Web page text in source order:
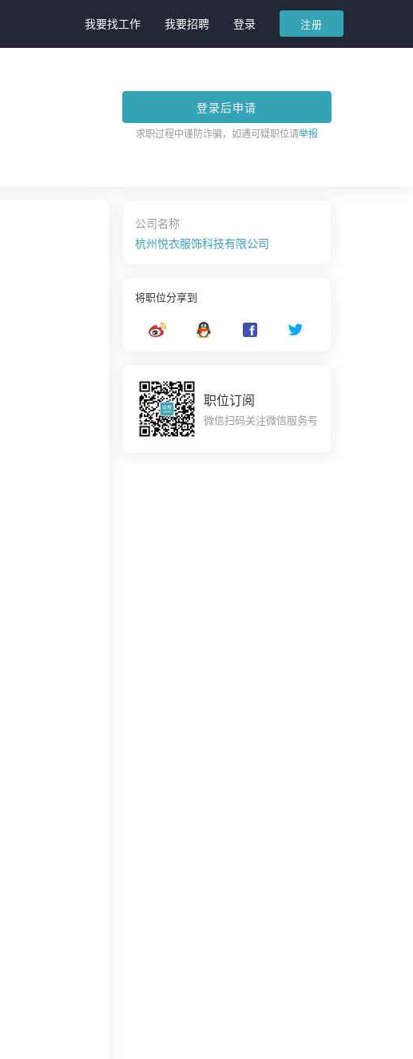
我要找工作 我要招聘 登录 注册
登录后申请
求职过程中谨防诈骗，如遇可疑职位请举报
公司名称
杭州悦衣服饰科技有限公司
将职位分享到
职位订阅
微信扫码关注微信服务号